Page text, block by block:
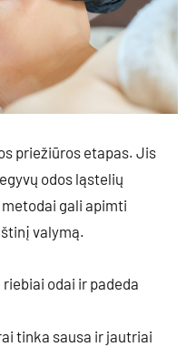
priežiūros etapas. Jis
odos ląstelių
gali apimti
valymą.
odai ir padeda
tinka sausa ir jautriai